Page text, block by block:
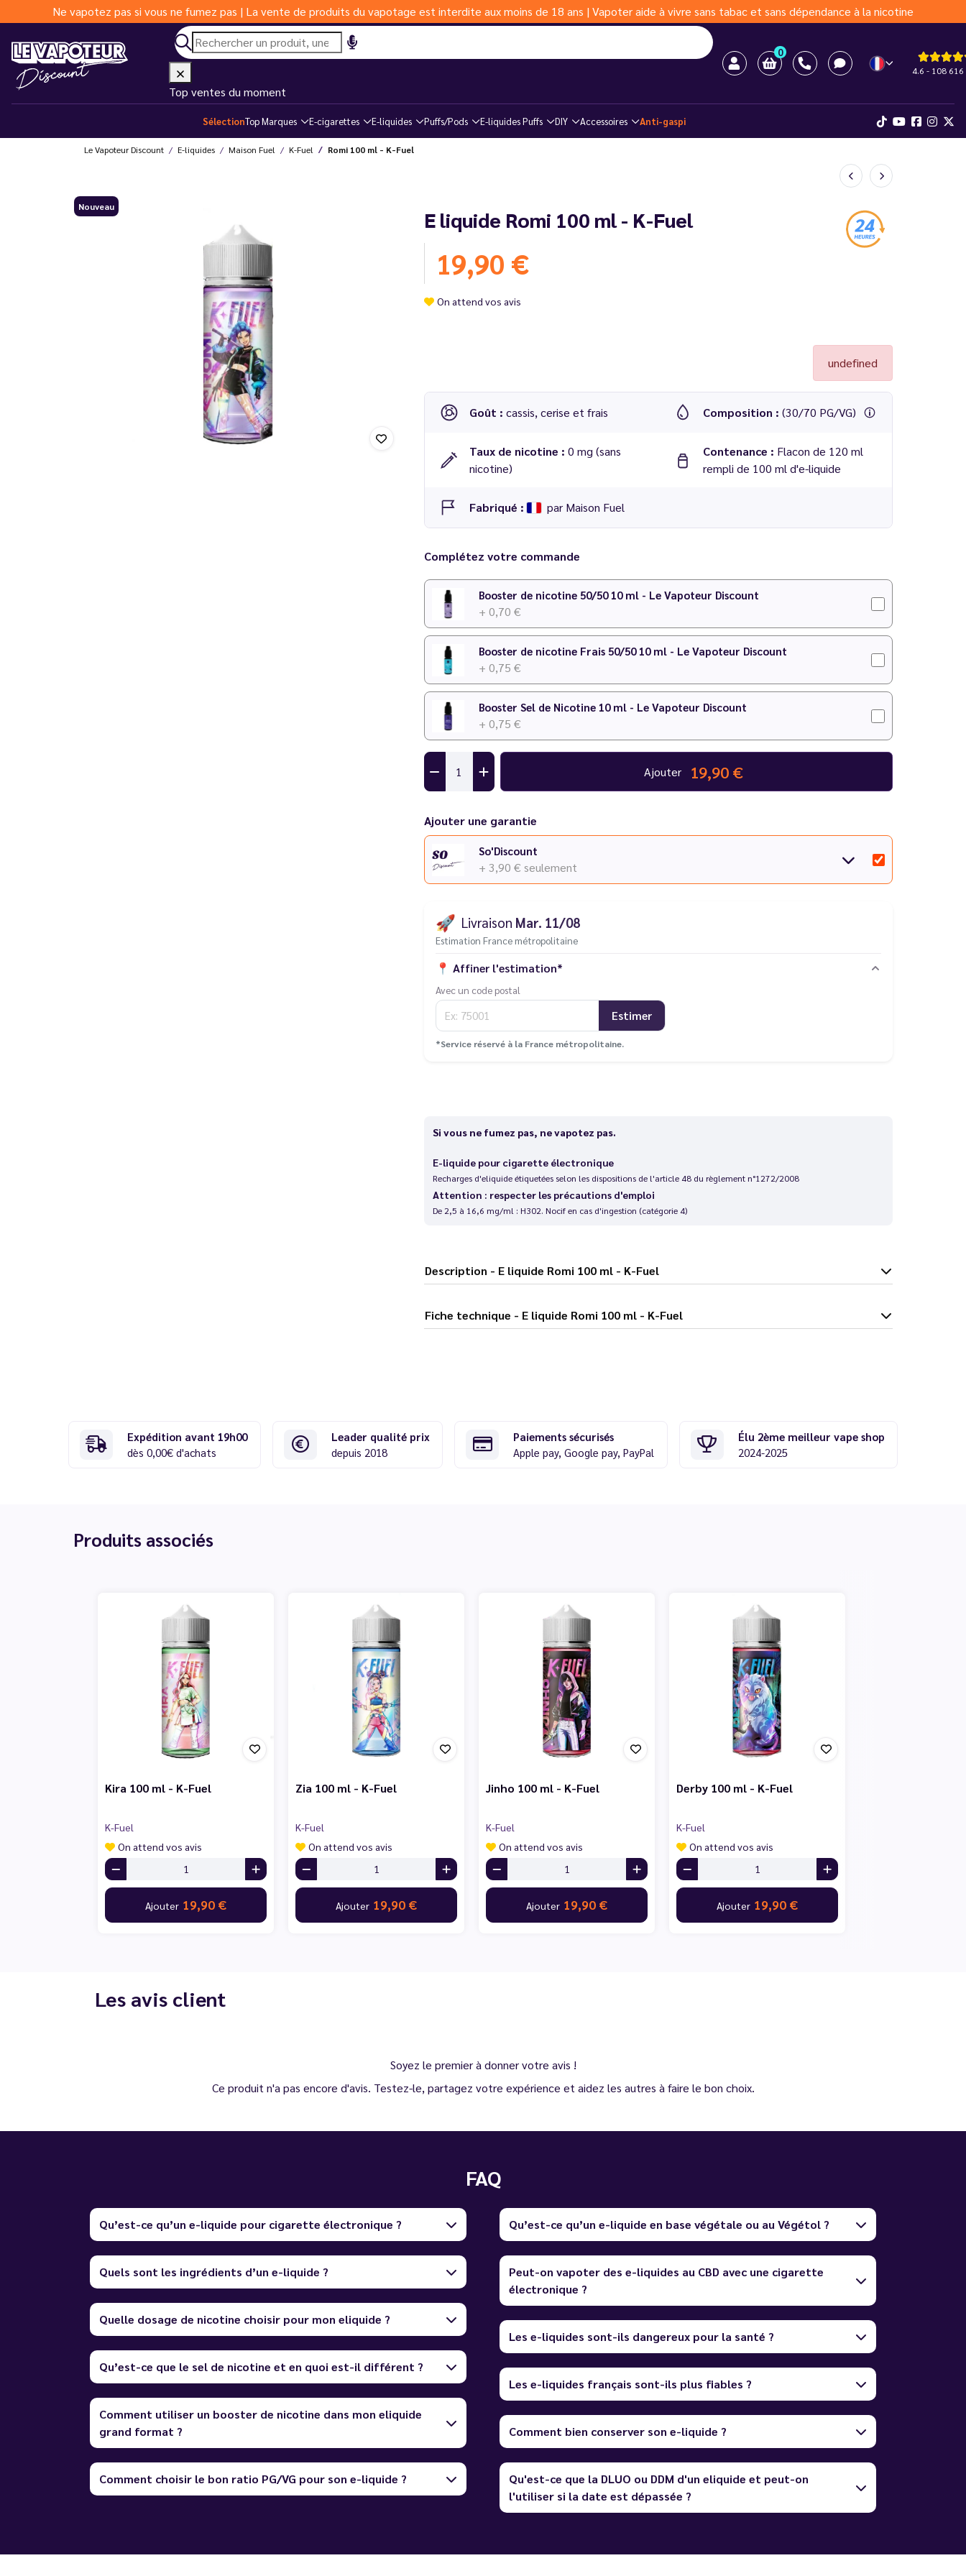
Ne vapotez pas si vous ne fumez pas | La vente de produits du vapotage est interdite aux moins de 18 ans | Vapoter aide à vivre sans tabac et sans dépendance à la nicotine
0
4.6 - 108 616
Top ventes du moment
SélectionTop Marques E-cigarettes E-liquides Puffs/Pods E-liquides Puffs DIY Accessoires Anti-gaspi
Le Vapoteur Discount E-liquides Maison Fuel K-Fuel Romi 100 ml - K-Fuel
Nouveau E liquide Romi 100 ml - K-Fuel
19,90 €
On attend vos avis
undefined
Goût : cassis, cerise et frais Composition : (30/70 PG/VG)
Taux de nicotine : 0 mg (sans
nicotine)
Contenance : Flacon de 120 ml
rempli de 100 ml d'e-liquide
Fabriqué : par Maison Fuel
Complétez votre commande
Booster de nicotine 50/50 10 ml - Le Vapoteur Discount
+ 0,70 €
Booster de nicotine Frais 50/50 10 ml - Le Vapoteur Discount
+ 0,75 €
Booster Sel de Nicotine 10 ml - Le Vapoteur Discount
+ 0,75 €
Ajouter 19,90 €
Ajouter une garantie
So'Discount
+ 3,90 € seulement
🚀 Livraison Mar. 11/08
Estimation France métropolitaine
📍 Affiner l'estimation*
Avec un code postal
Estimer
*Service réservé à la France métropolitaine.
Si vous ne fumez pas, ne vapotez pas.
E-liquide pour cigarette électronique
Recharges d'eliquide étiquetées selon les dispositions de l'article 48 du règlement n°1272/2008
Attention : respecter les précautions d'emploi
De 2,5 à 16,6 mg/ml : H302. Nocif en cas d'ingestion (catégorie 4)
Description - E liquide Romi 100 ml - K-Fuel
Fiche technique - E liquide Romi 100 ml - K-Fuel
Expédition avant 19h00
dès 0,00€ d'achats
Leader qualité prix
depuis 2018
Paiements sécurisés
Apple pay, Google pay, PayPal
Élu 2ème meilleur vape shop
2024-2025
Produits associés
Kira 100 ml - K-Fuel
K-Fuel
On attend vos avis
Ajouter 19,90 €
Zia 100 ml - K-Fuel
K-Fuel
On attend vos avis
Ajouter 19,90 €
Jinho 100 ml - K-Fuel
K-Fuel
On attend vos avis
Ajouter 19,90 €
Derby 100 ml - K-Fuel
K-Fuel
On attend vos avis
Ajouter 19,90 €
Les avis client
Soyez le premier à donner votre avis !
Ce produit n'a pas encore d'avis. Testez-le, partagez votre expérience et aidez les autres à faire le bon choix.
FAQ
Qu’est-ce qu’un e-liquide pour cigarette électronique ?
Quels sont les ingrédients d’un e-liquide ?
Quelle dosage de nicotine choisir pour mon eliquide ?
Qu’est-ce que le sel de nicotine et en quoi est-il différent ?
Comment utiliser un booster de nicotine dans mon eliquide
grand format ?
Comment choisir le bon ratio PG/VG pour son e-liquide ?
Qu’est-ce qu’un e-liquide en base végétale ou au Végétol ?
Peut-on vapoter des e-liquides au CBD avec une cigarette
électronique ?
Les e-liquides sont-ils dangereux pour la santé ?
Les e-liquides français sont-ils plus fiables ?
Comment bien conserver son e-liquide ?
Qu'est-ce que la DLUO ou DDM d'un eliquide et peut-on
l'utiliser si la date est dépassée ?